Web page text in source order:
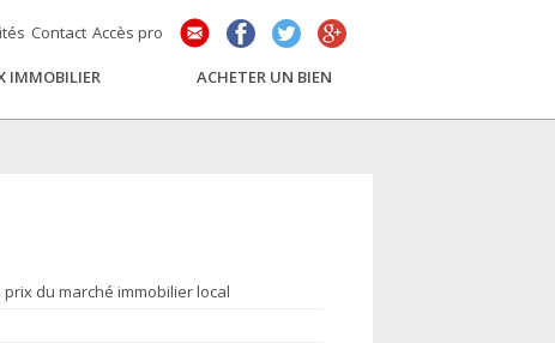
Contact Accès pro
IMMOBILIER ACHETER UN BIEN
du marché immobilier local